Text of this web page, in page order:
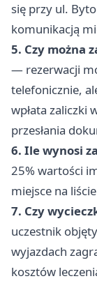
się przy ul.
komunikacją
5. Czy można
— rezerwacji
telefonicznie,
wpłata zaliczki
przesłania
6. Ile wynosi
25% wartości
miejsce na
7. Czy
uczestnik
wyjazdach
kosztów